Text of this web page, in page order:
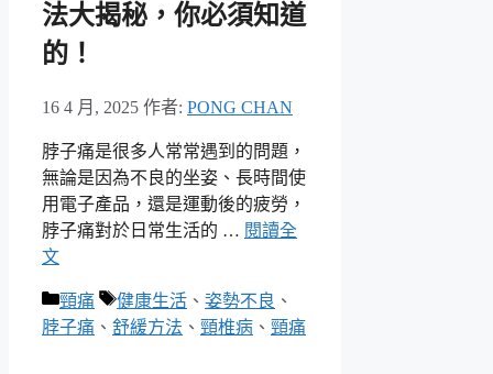
法大揭秘，你必須知道
的！
16 4 月, 2025 作者: PONG CHAN
脖子痛是很多人常常遇到的問題，
無論是因為不良的坐姿、長時間使
用電子產品，還是運動後的疲勞，
脖子痛對於日常生活的 … 閱讀全
文
分
類
頸痛
標
籤
健康生活 、 姿勢不良 、
脖子痛 、 舒緩方法 、 頸椎病 、 頸痛